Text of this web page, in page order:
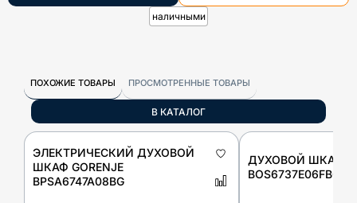
наличными
ПОХОЖИЕ ТОВАРЫ ПРОСМОТРЕННЫЕ ТОВАРЫ
В КАТАЛОГ
ЭЛЕКТРИЧЕСКИЙ ДУХОВОЙ
ШКАФ GORENJE
BPSA6747A08BG
ДУХОВОЙ ШКАФ
BOS6737E06FBG